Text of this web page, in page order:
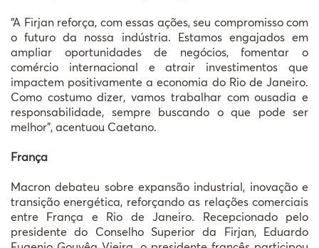
“A Firjan reforça, com essas ações, seu compromisso com
o futuro da nossa indústria. Estamos engajados em
ampliar oportunidades de negócios, fomentar o
comércio internacional e atrair investimentos que
impactem positivamente a economia do Rio de Janeiro.
Como costumo dizer, vamos trabalhar com ousadia e
responsabilidade, sempre buscando o que pode ser
melhor", acentuou Caetano.
França
Macron debateu sobre expansão industrial, inovação e
transição energética, reforçando as relações comerciais
entre França e Rio de Janeiro. Recepcionado pelo
presidente do Conselho Superior da Firjan, Eduardo